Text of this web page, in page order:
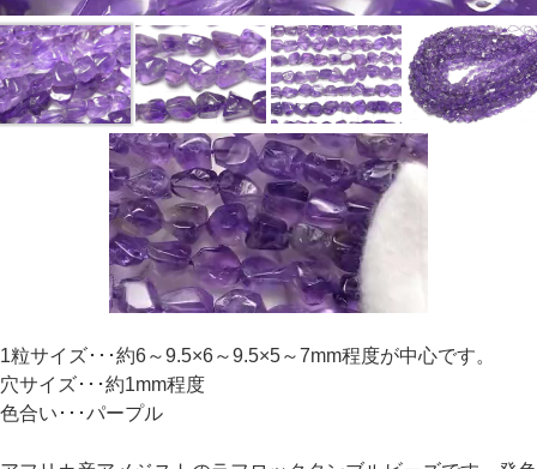
1粒サイズ･･･約6～9.5×6～9.5×5～7mm程度が中心です。
穴サイズ･･･約1mm程度
色合い･･･パープル